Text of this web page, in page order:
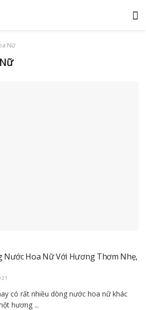
Nữ
Nước Hoa Nữ Với Hương Thơm Nhẹ,
có rất nhiều dòng nước hoa nữ khác
hương ...